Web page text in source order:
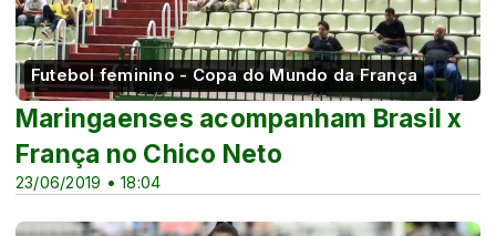
Futebol feminino - Copa do Mundo da França
23/06/2019 • 18:04
Maringaenses acompanham Brasil x
França no Chico Neto